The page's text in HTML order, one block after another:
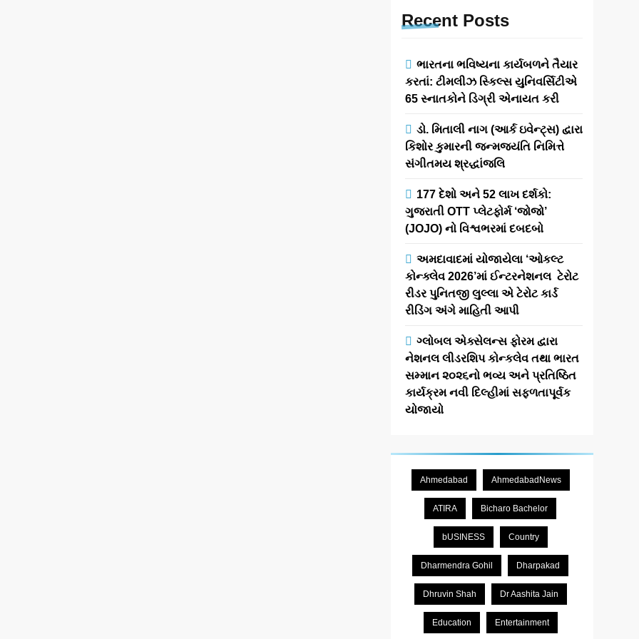
Recent Posts
ભારતના ભવિષ્યના કાર્યબળને તૈયાર
કરતાં: ટીમલીઝ સ્કિલ્સ યુનિવર્સિટીએ
65 સ્નાતકોને ડિગ્રી એનાયત કરી
ડો. મિતાલી નાગ (આર્ક ઇવેન્ટ્સ) દ્વારા
કિશોર કુમારની જન્મજયંતિ નિમિત્તે
સંગીતમય શ્રદ્ધાંજલિ
177 દેશો અને 52 લાખ દર્શકો:
ગુજરાતી OTT પ્લેટફોર્મ ‘જોજો’
(JOJO) નો વિશ્વભરમાં દબદબો
અમદાવાદમાં યોજાયેલા ‘ઓકલ્ટ
કોન્ક્લેવ 2026’માં ઈન્ટરનેશનલ ટેરોટ
રીડર પુનિતજી લુલ્લા એ ટેરોટ કાર્ડ
રીડિંગ અંગે માહિતી આપી
ગ્લોબલ એક્સેલન્સ ફોરમ દ્વારા
નેશનલ લીડરશિપ કોન્કલેવ તથા ભારત
સમ્માન ૨૦૨૬નો ભવ્ય અને પ્રતિષ્ઠિત
કાર્યક્રમ નવી દિલ્હીમાં સફળતાપૂર્વક
યોજાયો
Ahmedabad AhmedabadNews
ATIRA Bicharo Bachelor
bUSINESS Country
Dharmendra Gohil Dharpakad
Dhruvin Shah Dr Aashita Jain
Education Entertainment